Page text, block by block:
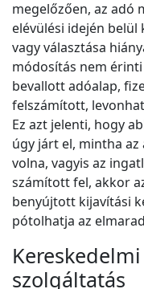
megelőzően, az adó
elévülési idején belül
vagy választása
módosítás nem
bevallott adóalap,
felszámított,
Ez azt jelenti, hogy
úgy járt el, mintha
volna, vagyis az
számított fel, akkor
benyújtott kijavítási
pótolhatja az
szolgáltatás